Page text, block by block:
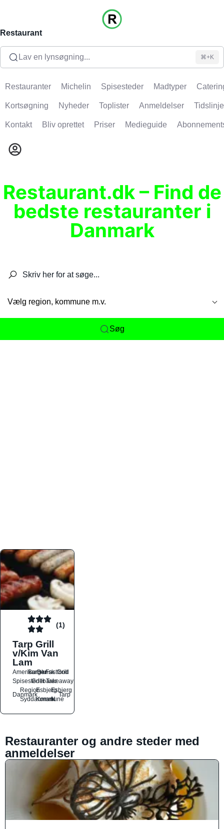
Restaurant
Lav en lynsøgning... ⌘+K
Restauranter Michelin Spisesteder Madtyper
Kortsøgning Nyheder Toplister Anmeldelser Tidslinje
Kontakt Bliv oprettet Priser Medieguide
Restaurant.dk – Find de
bedste restauranter i
Danmark
Vælg region, kommune m.v.
Søg
(1)
Tarp Grill
v/Kim Van
Lam
Amerikansk
BurgerDanskFastfood
Grill
SpisestederGrillbarerTakeaway
Danmark
Region
Syddanmark
Esbjerg
Kommune
Esbjerg
N
Tarp
Restauranter og andre steder med
anmeldelser